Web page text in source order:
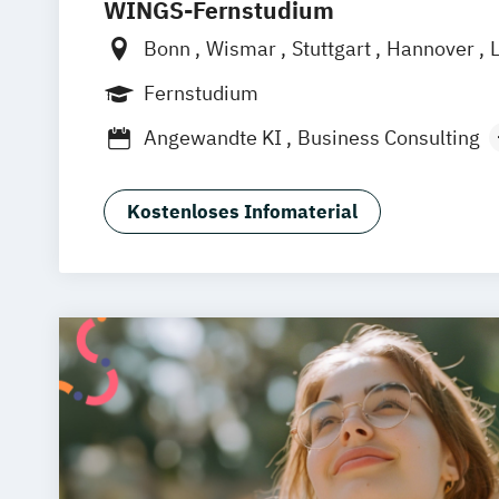
WINGS-Fernstudium
Bonn Wismar Stuttgart Hannover
Frankfurt am Main
Fernstudium
Angewandte KI
Business Consulting
Human Resource Management
International Logistics & Trade
Kostenloses Infomaterial